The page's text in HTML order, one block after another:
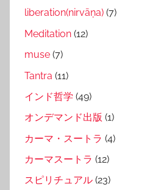
liberation(nirvāṇa) (7)
Meditation (12)
muse (7)
Tantra (11)
インド哲学 (49)
オンデマンド出版 (1)
カーマ・スートラ (4)
カーマスートラ (12)
スピリチュアル (23)